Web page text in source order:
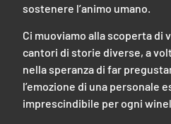
sostenere l’animo umano.
Ci muoviamo alla scoperta di
cantori di storie diverse, a
nella speranza di far
l’emozione di una personale
imprescindibile per ogni